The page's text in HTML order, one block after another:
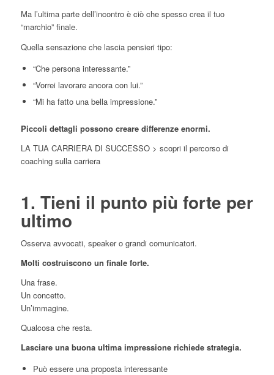
Ma l’ultima parte dell’incontro è ciò che spesso crea il tuo
“marchio” finale.
Quella sensazione che lascia pensieri tipo:
“Che persona interessante.”
“Vorrei lavorare ancora con lui.”
“Mi ha fatto una bella impressione.”
Piccoli dettagli possono creare differenze enormi.
LA TUA CARRIERA DI SUCCESSO > scopri il percorso di
coaching sulla carriera
1. Tieni il punto più forte per
ultimo
Osserva avvocati, speaker o grandi comunicatori.
Molti costruiscono un finale forte.
Una frase.
Un concetto.
Un’immagine.
Qualcosa che resta.
Lasciare una buona ultima impressione richiede strategia.
Può essere una proposta interessante